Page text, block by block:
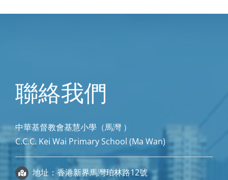
聯絡我們
中華基督教會基慧小學（馬灣 ）
C.C.C. Kei Wai Primary School (Ma Wan)
地址：香港新界馬灣珀林路12號